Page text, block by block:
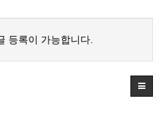
등록이 가능합니다.